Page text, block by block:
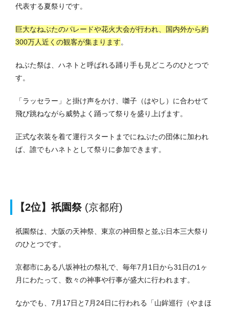
代表する夏祭りです。
巨大なねぶたのパレードや花火大会が行われ、国内外から約
300万人近くの観客が集まります。
ねぶた祭は、ハネトと呼ばれる踊り手も見どころのひとつで
す。
「ラッセラー」と掛け声をかけ、囃子（はやし）に合わせて
飛び跳ねながら威勢よく踊って祭りを盛り上げます。
正式な衣装を着て運行スタートまでにねぶたの団体に加われ
ば、誰でもハネトとして祭りに参加できます。
【2位】祇園祭(京都府)
祇園祭は、大阪の天神祭、東京の神田祭と並ぶ日本三大祭り
のひとつです。
京都市にある八坂神社の祭礼で、毎年7月1日から31日の1ヶ
月にわたって、数々の神事や行事が盛大に行われます。
なかでも、7月17日と7月24日に行われる「山鉾巡行（やまほ